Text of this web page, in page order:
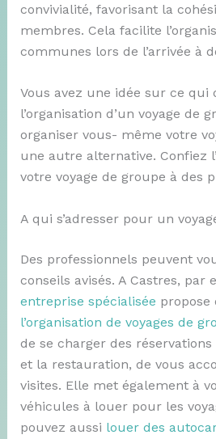
convivialité, favorisant la
membres. Cela facilite
communes lors de l’arrivée à
Vous avez une idée sur ce
l’organisation d’un voyage de
organiser vous- même votre
une autre alternative. Confiez
votre voyage de groupe à des
A qui s’adresser pour un
Des professionnels peuvent
conseils avisés. A Castres, par
entreprise spécialisée propose
l’organisation de voyages de
de se charger des
et la restauration, de vous
visites. Elle met également à
véhicules à louer pour les
pouvez aussi louer des